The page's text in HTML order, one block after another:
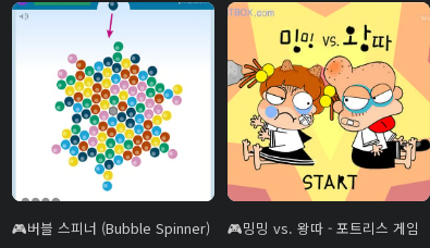
버블 스피너 (Bubble Spinner) 밍밍 vs. 왕따 - 포트리스 게임